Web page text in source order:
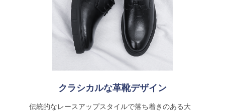
クラシカルな革靴デザイン
伝統的なレースアップスタイルで落ち着きのある大